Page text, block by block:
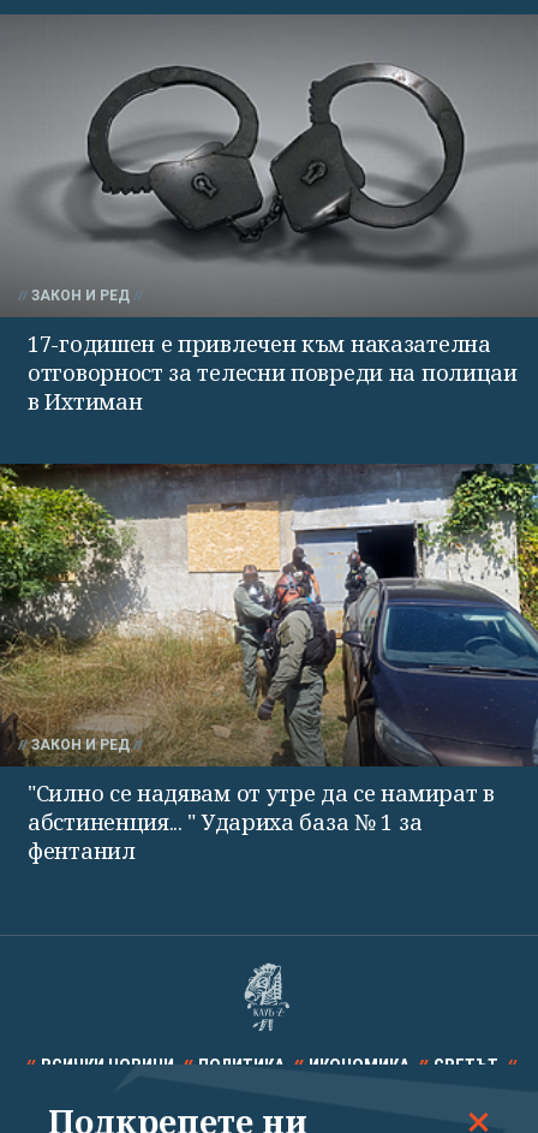
ЗАКОН И РЕД
17-годишен е привлечен към наказателна
отговорност за телесни повреди на полицаи
в Ихтиман
ЗАКОН И РЕД
"Силно се надявам от утре да се намират в
абстиненция... " Удариха база № 1 за
фентанил
ВСИЧКИ НОВИНИ ПОЛИТИКА ИКОНОМИКА СВЕТЪТ
СПОРТ КУЛТУРА ТЕХНОЛОГИИ КАЛЕЙДОСКОП
Подкрепете ни